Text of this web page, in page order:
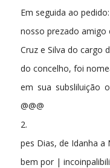
Em seguida ao
nosso prezado amigo
Cruz e Silva do cargo
do concelho, foi
em sua subsliluição o
@@@
2.
pes Dias, de Idanha a
bem por |